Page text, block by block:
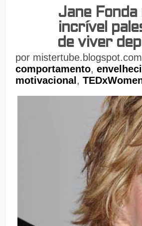
Jane Fonda
incrível
de viver
por mistertube.blogspot.com
comportamento,
motivacional ,